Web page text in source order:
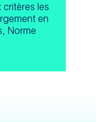
les
en
Norme